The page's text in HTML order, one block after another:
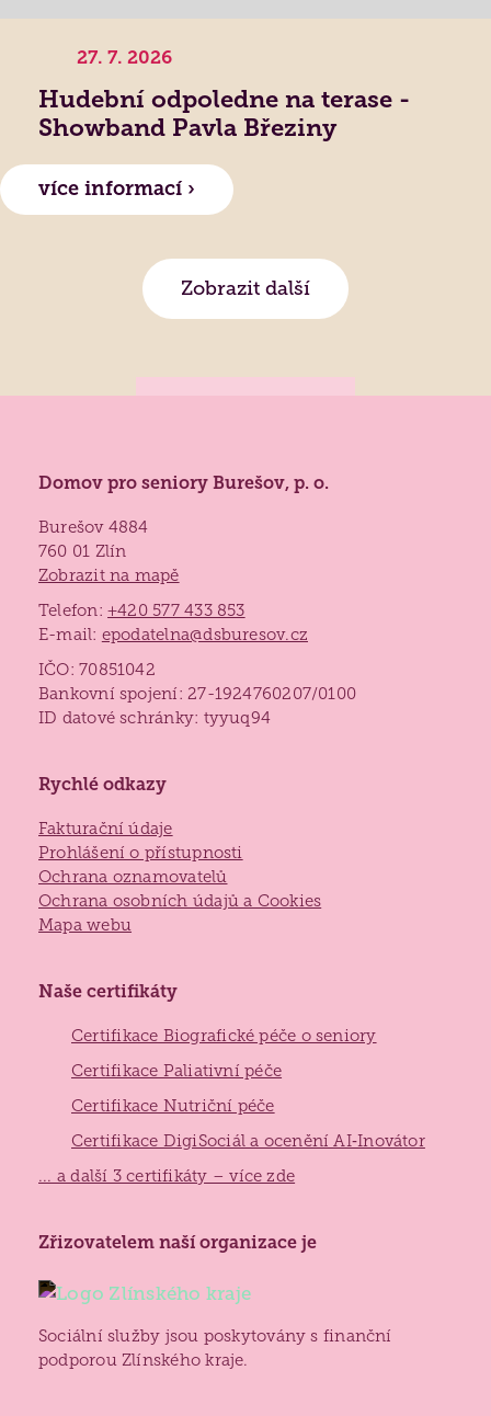
27. 7. 2026
Hudební odpoledne na terase -
Showband Pavla Březiny
více informací ›
Zobrazit další
Domov pro seniory Burešov, p. o.
Burešov 4884
760 01 Zlín
Zobrazit na mapě
Telefon:+420 577 433 853
E-mail: epodatelna@dsburesov.cz
IČO: 70851042
Bankovní spojení: 27-1924760207/0100
ID datové schránky: tyyuq94
Rychlé odkazy
Fakturační údaje
Prohlášení o přístupnosti
Ochrana oznamovatelů
Ochrana osobních údajů a Cookies
Mapa webu
Naše certifikáty
Certifikace Biografické péče o seniory
Certifikace Paliativní péče
Certifikace Nutriční péče
Certifikace DigiSociál a ocenění AI‑Inovátor
... a další 3 certifikáty – více zde
Zřizovatelem naší organizace jeZlínský
Sociální služby jsou poskytovány s finanční
podporou Zlínského kraje.